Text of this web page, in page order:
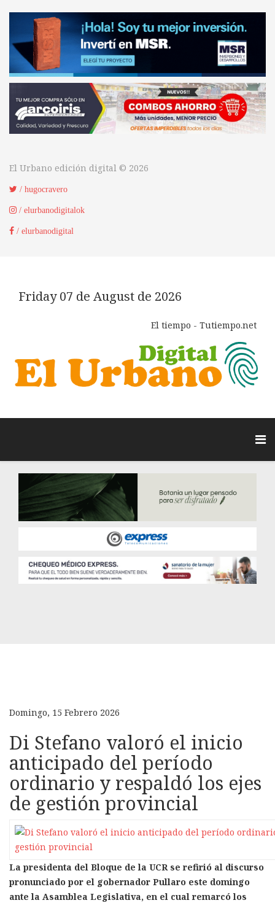
El Urbano edición digital © 2026
/ hugocravero
/ elurbanodigitalok
/ elurbanodigital
Friday 07 de August de 2026
El tiempo - Tutiempo.net
Domingo, 15 Febrero 2026
Di Stefano valoró el inicio
anticipado del período
ordinario y respaldó los ejes
de gestión provincial
La presidenta del Bloque de la UCR se refirió al discurso
pronunciado por el gobernador Pullaro este domingo
ante la Asamblea Legislativa, en el cual remarcó los